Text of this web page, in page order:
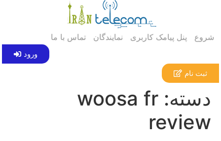
شروع پنل پیامک کاربری نمایندگان تماس با ما
ورود
ثبت نام
دسته: woosa fr
review